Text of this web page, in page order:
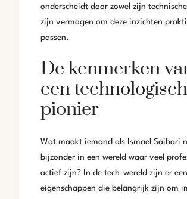
onderscheidt door zowel zijn
zijn vermogen om deze inzichten
passen.
De kenmerken
een
pionier
Wat maakt iemand als Ismael Saibari
bijzonder in een wereld waar veel
actief zijn? In de tech-wereld zijn er
eigenschappen die belangrijk zijn om